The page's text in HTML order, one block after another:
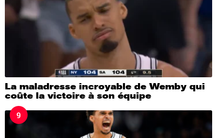
La maladresse incroyable de Wemby qui
coûte la victoire à son équipe
9